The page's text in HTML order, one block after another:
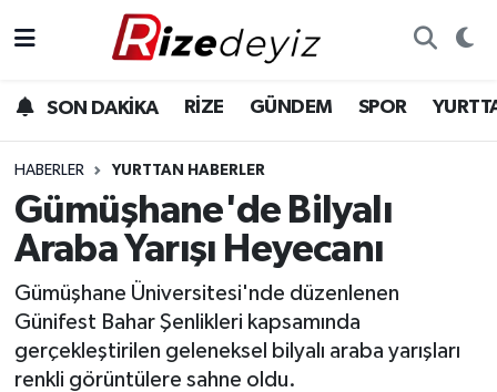
SON DAKİKA RİZE GÜNDEM SPOR
HABERLER YURTTAN HABERLER
Gümüşhane'de Bilyalı
Araba Yarışı Heyecanı
Gümüşhane Üniversitesi'nde düzenlenen
Günifest Bahar Şenlikleri kapsamında
gerçekleştirilen geleneksel bilyalı araba yarışları
renkli görüntülere sahne oldu.
Gündem
Yurttan Haberler
Ekonomi
Teknoloji
Sağlık
Rize Hava Durumu
Rize Trafik Yoğunluk Haritası
Süper Lig Puan Durumu ve Fikstür
Tüm Manşetler
Son Dakika Haberleri